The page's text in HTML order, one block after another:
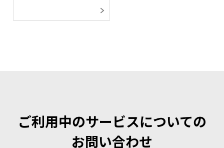
ご利用中のサービスについての
お問い合わせ